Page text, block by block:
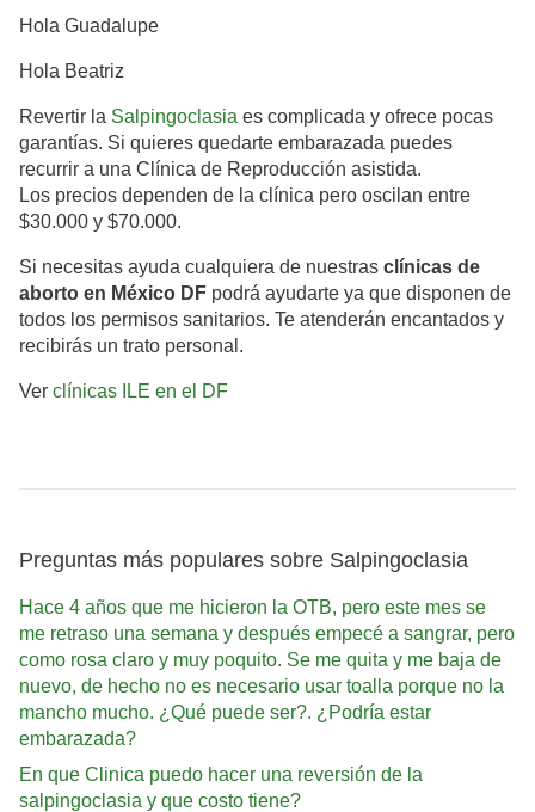
Hola Guadalupe
Hola Beatriz
Revertir la Salpingoclasia es complicada y ofrece pocas
garantías. Si quieres quedarte embarazada puedes
recurrir a una Clínica de Reproducción asistida.
Los precios dependen de la clínica pero oscilan entre
$30.000 y $70.000.
Si necesitas ayuda cualquiera de nuestras clínicas de
aborto en México DF podrá ayudarte ya que disponen de
todos los permisos sanitarios. Te atenderán encantados y
recibirás un trato personal.
Ver clínicas ILE en el DF
Preguntas más populares sobre Salpingoclasia
Hace 4 años que me hicieron la OTB, pero este mes se
me retraso una semana y después empecé a sangrar, pero
como rosa claro y muy poquito. Se me quita y me baja de
nuevo, de hecho no es necesario usar toalla porque no la
mancho mucho. ¿Qué puede ser?. ¿Podría estar
embarazada?
En que Clinica puedo hacer una reversión de la
salpingoclasia y que costo tiene?